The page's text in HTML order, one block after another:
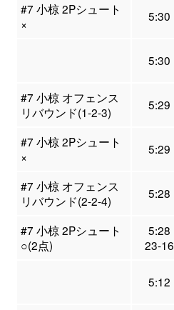
#7 小椋 2Pシュート
×
5:30
5:30
#7 小椋 オフェンス
リバウンド(1-2-3)
5:29
#7 小椋 2Pシュート
×
5:29
#7 小椋 オフェンス
リバウンド(2-2-4)
5:28
#7 小椋 2Pシュート
○(2点)
5:28
23-16
5:12